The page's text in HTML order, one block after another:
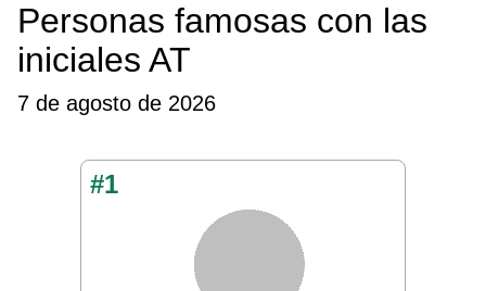
Personas famosas con las
iniciales AT
7 de agosto de 2026
#1